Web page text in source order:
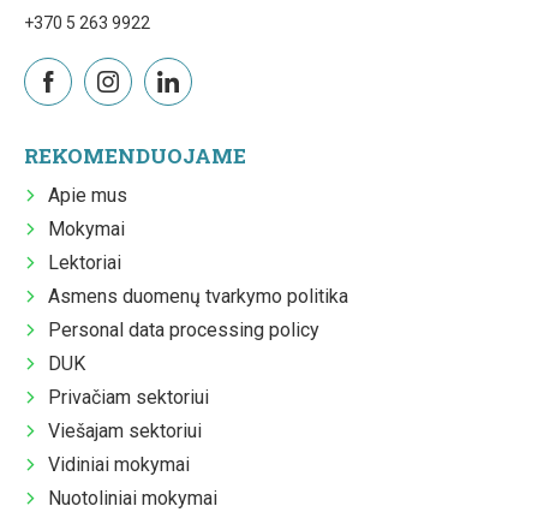
+370 5 263 9922
REKOMENDUOJAME
Apie mus
Mokymai
Lektoriai
Asmens duomenų tvarkymo politika
Personal data processing policy
DUK
Privačiam sektoriui
Viešajam sektoriui
Vidiniai mokymai
Nuotoliniai mokymai